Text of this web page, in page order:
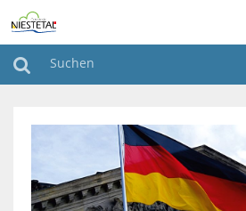
RATHAUS & POLITIK
FREIZEIT & TOURISMUS
FAMILIEN & SENIOREN